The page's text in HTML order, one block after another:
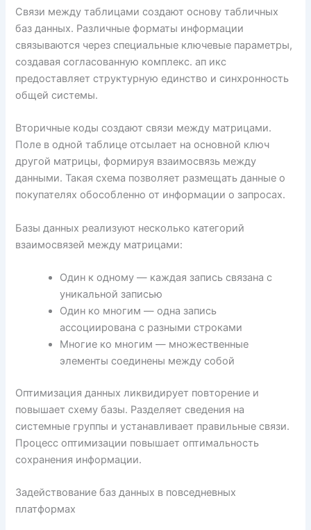
Связи между таблицами создают основу табличных
баз данных. Различные форматы информации
связываются через специальные ключевые параметры,
создавая согласованную комплекс. ап икс
предоставляет структурную единство и синхронность
общей системы.
Вторичные коды создают связи между матрицами.
Поле в одной таблице отсылает на основной ключ
другой матрицы, формируя взаимосвязь между
данными. Такая схема позволяет размещать данные о
покупателях обособленно от информации о запросах.
Базы данных реализуют несколько категорий
взаимосвязей между матрицами:
Один к одному — каждая запись связана с
уникальной записью
Один ко многим — одна запись
ассоциирована с разными строками
Многие ко многим — множественные
элементы соединены между собой
Оптимизация данных ликвидирует повторение и
повышает схему базы. Разделяет сведения на
системные группы и устанавливает правильные связи.
Процесс оптимизации повышает оптимальность
сохранения информации.
Задействование баз данных в повседневных
платформах